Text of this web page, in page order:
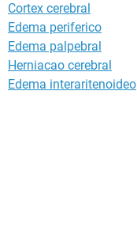
Cortex cerebral
Edema periferico
Edema palpebral
Herniacao cerebral
Edema interaritenoideo